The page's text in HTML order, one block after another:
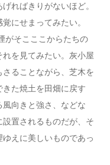
ればきりがないほど。
にせまってみたい。
がそこここからたちの
を見てみたい。灰小屋
ることながら、芝木を
た焼土を田畑に戻す
向きと強さ、などな
置されるものだが、そ
えに美しいものであっ